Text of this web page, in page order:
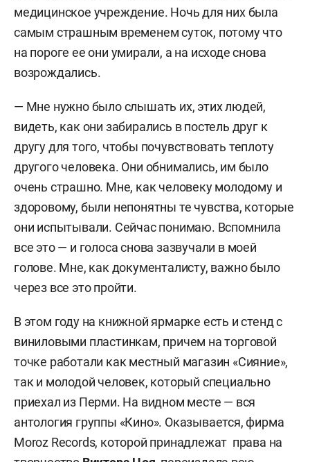
медицинское учреждение. Ночь для них была
самым страшным временем суток, потому что
на пороге ее они умирали, а на исходе снова
возрождались.
— Мне нужно было слышать их, этих людей,
видеть, как они забирались в постель друг к
другу для того, чтобы почувствовать теплоту
другого человека. Они обнимались, им было
очень страшно. Мне, как человеку молодому и
здоровому, были непонятны те чувства, которые
они испытывали. Сейчас понимаю. Вспомнила
все это — и голоса снова зазвучали в моей
голове. Мне, как документалисту, важно было
через все это пройти.
В этом году на книжной ярмарке есть и стенд с
виниловыми пластинкам, причем на торговой
точке работали как местный магазин «Сияние»,
так и молодой человек, который специально
приехал из Перми. На видном месте — вся
антология группы «Кино». Оказывается, фирма
Moroz Records, которой принадлежат права на